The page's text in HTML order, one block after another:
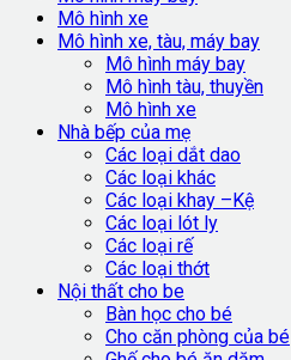
Mô hình xe
Mô hình xe, tàu, máy bay
Mô hình máy bay
Mô hình tàu, thuyền
Mô hình xe
Nhà bếp của mẹ
Các loại dắt dao
Các loại khác
Các loại khay –Kệ
Các loại lót ly
Các loại rế
Các loại thớt
Nội thất cho be
Bàn học cho bé
Cho căn phòng của bé